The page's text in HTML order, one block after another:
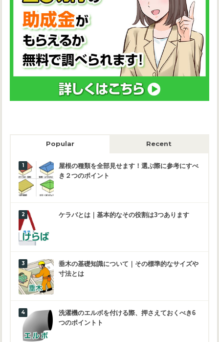
Popular Recent
屋根の種類を全部見せます！選ぶ際に参考にすべ
き２つのポイント
ケラバとは｜基本的なその役割は3つあります
垂木の基礎知識について｜その標準的なサイズや
寸法とは
洗濯機のエルボを付ける際、押さえておくべき6
つのポイントト